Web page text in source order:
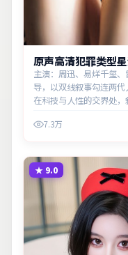
原声高清犯罪类型
主演：周迅、易烊千玺
导，以双线叙事勾连两代
在科技与人性的交界处
实意义。
7.3万
★ 9.0